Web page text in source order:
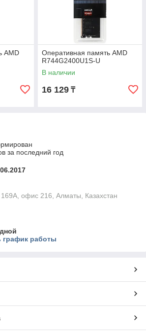
AMD
Оперативная память AMD
R744G2400U1S-U
В наличии
16 129 ₸
за последний год
офис 216, Алматы, Казахстан
график работы